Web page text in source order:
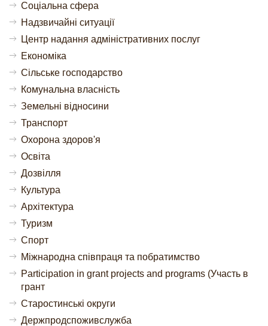
Соціальна сфера
Надзвичайні ситуації
Центр надання адміністративних послуг
Економіка
Сільське господарство
Комунальна власність
Земельні відносини
Транспорт
Охорона здоров'я
Освіта
Дозвілля
Культура
Архітектура
Туризм
Спорт
Міжнародна співпраця та побратимство
Participation in grant projects and programs (Участь в
грант
Старостинські округи
Держпродспоживслужба